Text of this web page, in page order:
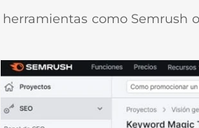
como Semrush